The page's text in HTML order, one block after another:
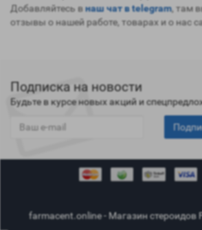
Добавляйтесь внаш чат в telegram, там
отзывы о нашей работе, товарах и о нас
Подписка на новости
Будьте в курсе новых акций и
farmacent.online - Магазин стероидов